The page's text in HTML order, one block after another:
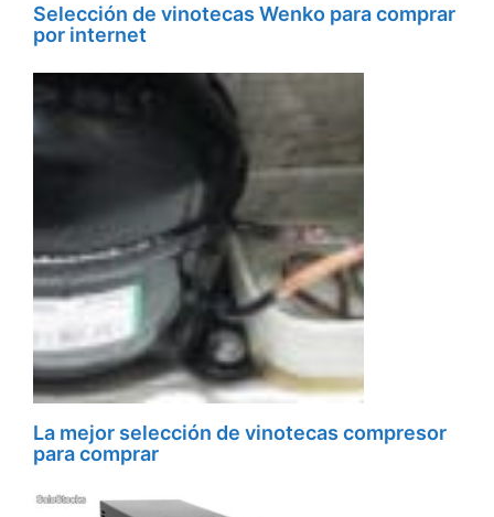
Selección de vinotecas Wenko para comprar
por internet
La mejor selección de vinotecas compresor
para comprar